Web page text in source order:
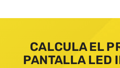
CALCULA EL
PANTALLA LED